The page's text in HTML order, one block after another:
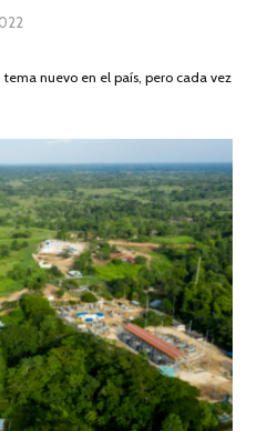
nuevo en el país, pero cada vez